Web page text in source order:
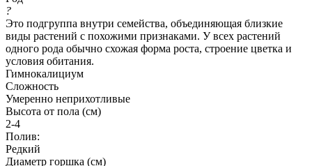
?
Это подгруппа внутри семейства, объединяющая близкие
виды растений с похожими признаками. У всех растений
одного рода обычно схожая форма роста, строение цветка и
условия обитания.
Гимнокалициум
Сложность
Умеренно неприхотливые
Высота от пола (см)
2-4
Полив:
Редкий
Диаметр горшка (см)